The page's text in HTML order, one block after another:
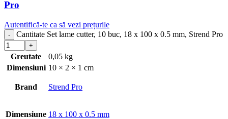
Pro
Autentifică-te ca să vezi prețurile
Cantitate Set lame cutter, 10 buc, 18 x 100 x 0.5 mm, Strend Pro
Greutate
0,05 kg
Dimensiuni 10 × 2 × 1 cm
Brand Strend Pro
Dimensiune 18 x 100 x 0.5 mm